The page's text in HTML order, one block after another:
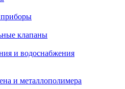
приборы
клапаны
и водоснабжения
и металлополимера